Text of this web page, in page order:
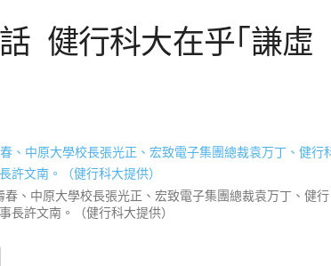
健行科大在乎｢謙虛
、中原大學校長張光正、宏致電子集團總裁袁万丁、健行
長許文南。（健行科大提供）